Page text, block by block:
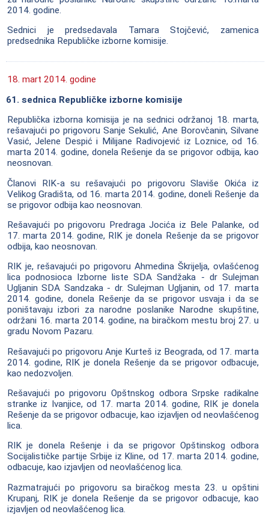
2014. godine.
Sednici je predsedavala Tamara Stojčević, zamenica
predsednika Republičke izborne komisije.
18. mart 2014. godine
61. sednica Republičke izborne komisije
Republička izborna komisija je na sednici održanoj 18. marta,
rešavajući po prigovoru Sanje Sekulić, Ane Borovčanin, Silvane
Vasić, Jelene Despić i Milijane Radivojević iz Loznice, od 16.
marta 2014. godine, donela Rešenje da se prigovor odbija, kao
neosnovan.
Članovi RIK-a su rešavajući po prigovoru Slaviše Okića iz
Velikog Gradišta, od 16. marta 2014. godine, doneli Rešenje da
se prigovor odbija kao neosnovan.
Rešavajući po prigovoru Predraga Jocića iz Bele Palanke, od
17. marta 2014. godine, RIK je donela Rešenje da se prigovor
odbija, kao neosnovan.
RIK je, rešavajući po prigovoru Ahmedina Škrijelja, ovlašćenog
lica podnosioca Izborne liste SDA Sandžaka - dr Sulejman
Ugljanin SDA Sandzaka - dr. Sulejman Ugljanin, od 17. marta
2014. godine, donela Rešenje da se prigovor usvaja i da se
poništavaju izbori za narodne poslanike Narodne skupštine,
održani 16. marta 2014. godine, na biračkom mestu broj 27. u
gradu Novom Pazaru.
Rešavajući po prigovoru Anje Kurteš iz Beograda, od 17. marta
2014. godine, RIK je donela Rešenje da se prigovor odbacuje,
kao nedozvoljen.
Rešavajući po prigovoru Opštnskog odbora Srpske radikalne
stranke iz Ivanjice, od 17. marta 2014. godine, RIK je donela
Rešenje da se prigovor odbacuje, kao izjavljen od neovlašćenog
lica.
RIK je donela Rešenje i da se prigovor Opštinskog odbora
Socijalističke partije Srbije iz Kline, od 17. marta 2014. godine,
odbacuje, kao izjavljen od neovlašćenog lica.
Razmatrajući po prigovoru sa biračkog mesta 23. u opštini
Krupanj, RIK je donela Rešenje da se prigovor odbacuje, kao
izjavljen od neovlašćenog lica.